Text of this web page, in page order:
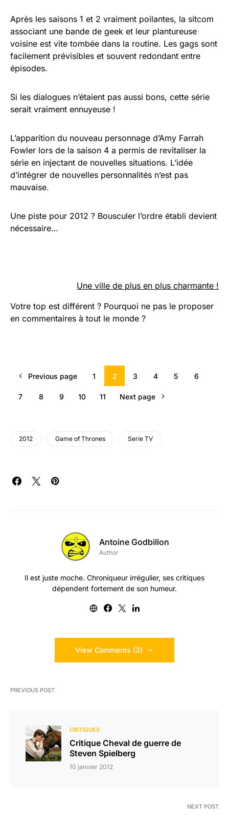
Après les saisons 1 et 2 vraiment poilantes, la sitcom
associant une bande de geek et leur plantureuse
voisine est vite tombée dans la routine. Les gags sont
facilement prévisibles et souvent redondant entre
épisodes.
Si les dialogues n’étaient pas aussi bons, cette série
serait vraiment ennuyeuse !
L’apparition du nouveau personnage d’Amy Farrah
Fowler lors de la saison 4 a permis de revitaliser la
série en injectant de nouvelles situations. L’idée
d’intégrer de nouvelles personnalités n’est pas
mauvaise.
Une piste pour 2012 ? Bousculer l’ordre établi devient
nécessaire…
Une ville de plus en plus charmante !
Votre top est différent ? Pourquoi ne pas le proposer
en commentaires à tout le monde ?
Previous page 1 2 3 4 5 6
7 8 9 10 11 Next page
2012 Game of Thrones Serie TV
Antoine Godbillon
Author
Il est juste moche. Chroniqueur irrégulier, ses critiques
dépendent fortement de son humeur.
View Comments (3)
PREVIOUS POST
CRITIQUES
Critique Cheval de guerre de
Steven Spielberg
10 janvier 2012
NEXT POST